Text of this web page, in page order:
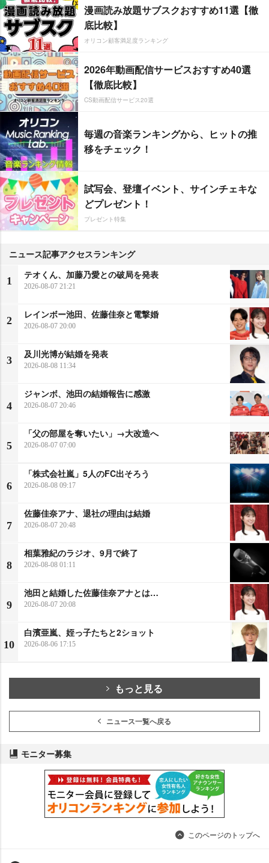
漫画読み放題サブスクおすすめ11選【徹
底比較】
オリコン顧客満足度ランキング
2026年動画配信サービスおすすめ40選
【徹底比較】
CS動画配信サービス20選
毎週の音楽ランキングから、ヒットの推
移をチェック！
試写会、登壇イベント、サインチェキな
どプレゼント！
プレゼント特集
ニュース記事アクセスランキング
1
テオくん、加藤乃愛との破局を発表
2026-08-07 21:21
2
レインボー池田、佐藤佳奈と電撃婚
2026-08-07 20:00
3
及川光博が結婚を発表
2026-08-08 11:34
4
ジャンボ、池田の結婚報告に感激
2026-08-07 20:46
5
「父の部屋を奪いたい」→大改造へ
2026-08-07 07:00
6
「株式会社嵐」5人のFC出そろう
2026-08-08 09:17
7
佐藤佳奈アナ、退社の理由は結婚
2026-08-07 20:48
8
相葉雅紀のラジオ、9月で終了
2026-08-08 01:11
9
池田と結婚した佐藤佳奈アナとは…
2026-08-07 20:08
10
白濱亜嵐、姪っ子たちと2ショット
2026-08-06 17:15
もっと見る
ニュース一覧へ戻る
モニター募集
このページのトップへ